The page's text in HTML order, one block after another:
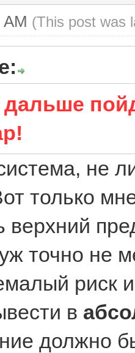
(This post was
не
только
верхний
точно не
риск
в
должно